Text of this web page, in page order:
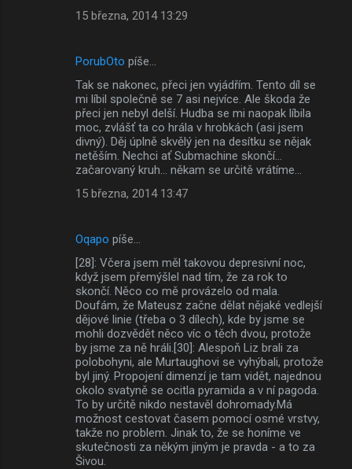
15 března, 2014 13:29
PorubOto píše…
Tak se nakonec, přeci jen vyjádřím. Tento díl se
mi líbil společně se 7 asi nejvíce. Ale škoda že
přeci jen nebyl delší. Hudba se mi naopak líbila
moc, zvlášť ta co hrála v hrobkách (asi jsem
divný). Děj úplně skvělý jen na desítku se nějak
netěším. Nechci ať Submachine skončí...
začarovaný kruh... někam se určitě vrátíme...
15 března, 2014 13:47
Oqapo píše…
[28]: Včera jsem měl takovou depresivní noc,
když jsem přemýšlel nad tím, že za rok to
skončí. Něco co mě provázelo od mala.
Doufám, že Mateusz začne dělat nějaké vedlejší
dějové linie (třeba o 3 dílech), kde by jsme se
mohli dozvědět něco víc o těch dvou, protože
by jsme za ně hráli.[30]: Alespoň Liz brali za
polobohyni, ale Murtaughovi se vyhýbali, protože
byl jiný. Propojení dimenzí je tam vidět, najednou
okolo svatyně se ocitla pyramida a v ní pagoda.
To by určitě nikdo nestavěl dohromady.Má
možnost cestovat časem pomocí osmé vrstvy,
takže no problem. Jinak to, že se honíme ve
skutečnosti za někým jiným je pravda - a to za
Šivou.